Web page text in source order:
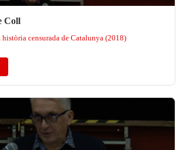
Coll
història censurada de Catalunya (2018)